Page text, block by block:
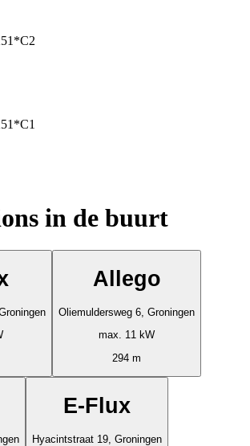
in de buurt
Allego
Oliemuldersweg 6, Groningen
max. 11 kW
294 m
E-Flux
Hyacintstraat 19, Groningen